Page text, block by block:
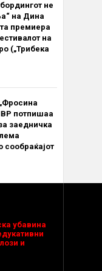
не
на Дина
премиера
на
(„Трибека
потпишаа
заедничка
сообраќајот
убавина
и